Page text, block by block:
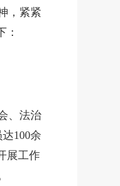
，紧紧
：
、法治
100余
展工作